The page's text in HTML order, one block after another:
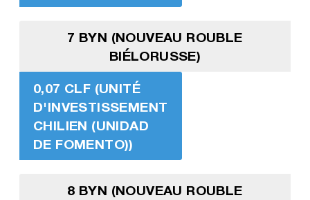
7 BYN (NOUVEAU ROUBLE
BIÉLORUSSE)
0,07 CLF (UNITÉ
D'INVESTISSEMENT
CHILIEN (UNIDAD
DE FOMENTO))
8 BYN (NOUVEAU ROUBLE